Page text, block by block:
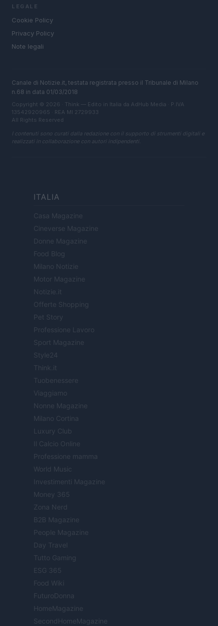
LEGALE
Cookie Policy
Privacy Policy
Note legali
Canale di Notizie.it, testata registrata presso il Tribunale di Milano
n.68 in data 01/03/2018
Copyright © 2026 · Think — Edito in Italia da AdHub Media · P.IVA
13542920965 · REA MI 2729933
All Rights Reserved
I contenuti sono curati dalla redazione con il supporto di strumenti digitali e
realizzati in collaborazione con autori indipendenti.
ITALIA
Casa Magazine
Cineverse Magazine
Donne Magazine
Food Blog
Milano Notizie
Motor Magazine
Notizie.it
Offerte Shopping
Pet Story
Professione Lavoro
Sport Magazine
Style24
Think.it
Tuobenessere
Viaggiamo
Nonne Magazine
Milano Cortina
Luxury Club
Il Calcio Online
Professione mamma
World Music
Investimenti Magazine
Money 365
Zona Nerd
B2B Magazine
People Magazine
Day Travel
Tutto Gaming
ESG 365
Food Wiki
FuturoDonna
HomeMagazine
SecondHomeMagazine